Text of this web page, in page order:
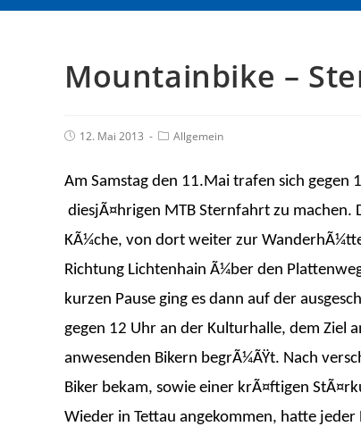
Mountainbike –
12. Mai 2013 Allgemein
Am Samstag den 11.Mai trafen sich gegen
diesjÃ¤hrigen MTB Sternfahrt zu
KÃ¼che, von dort weiter zur
Richtung Lichtenhain Ã¼ber den
kurzen Pause ging es dann auf der
gegen 12 Uhr an der Kulturhalle, dem Ziel
anwesenden Bikern begrÃ¼ÃŸt. Nach
Biker bekam, sowie einer krÃ¤ftigen
Wieder in Tettau angekommen, hatte